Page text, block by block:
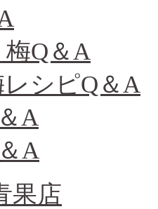
Q＆A
シピQ＆A
A
A
果店